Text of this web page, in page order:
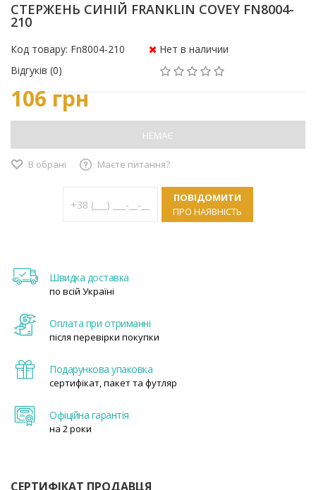
СТЕРЖЕНЬ СИНІЙ FRANKLIN COVEY FN8004-
210
Код товару: Fn8004-210
Нет в наличии
Відгуків (0)
106 грн
НЕМАЄ
В обрані Маєте питання?
ПОВІДОМИТИ
ПРО НАЯВНІСТЬ
Швидка доставка
по всій Україні
Оплата при отриманні
після перевірки покупки
Подарункова упаковка
сертифікат, пакет та футляр
Офіційна гарантія
на 2 роки
СЕРТИФІКАТ ПРОДАВЦЯ